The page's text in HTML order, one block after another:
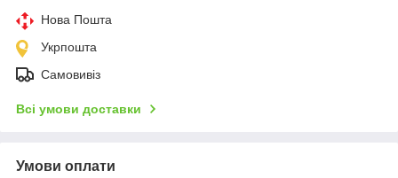
Нова Пошта
Укрпошта
Самовивіз
Всі умови доставки
Умови оплати